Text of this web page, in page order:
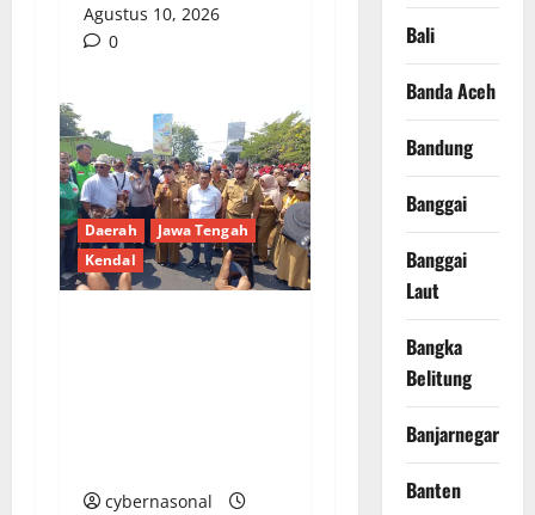
Agustus 10, 2026
0
Daerah
Jawa Tengah
Kendal
cybernasonal
Bali
Banda Aceh
Bandung
Banggai
Banggai
Laut
Bangka
Belitung
Banjarnegara
Banten